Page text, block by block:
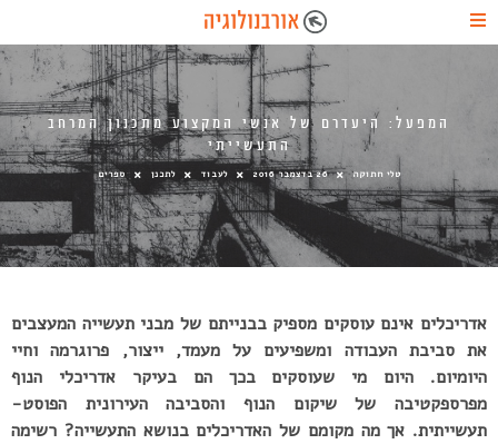
המפעל: היעדרם של אנשי המקצוע מתכנון המרחב
התעשייתי
טלי חתוקה 26 בדצמבר 2016 לעבוד לתכנן ספרים
אדריכלים אינם עוסקים מספיק בבנייתם של מבני תעשייה המעצבים
את סביבת העבודה ומשפיעים על מעמד, ייצור, פרוגרמה וחיי
היומיום. היום מי שעוסקים בכך הם בעיקר אדריכלי הנוף
מפרספקטיבה של שיקום הנוף והסביבה העירונית הפוסט-
תעשייתית. אך מה מקומם של האדריכלים בנושא התעשייה? רשימה